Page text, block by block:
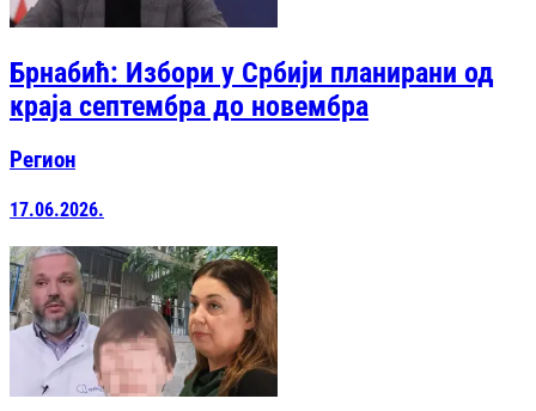
Брнабић: Избори у Србији планирани од
краја септембра до новембра
Регион
17.06.2026.